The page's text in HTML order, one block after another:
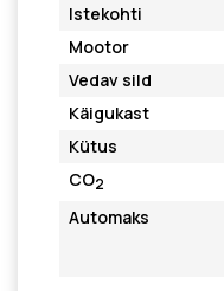
Istekohti
Mootor
Vedav sild
Käigukast
Kütus
CO2
Automaks